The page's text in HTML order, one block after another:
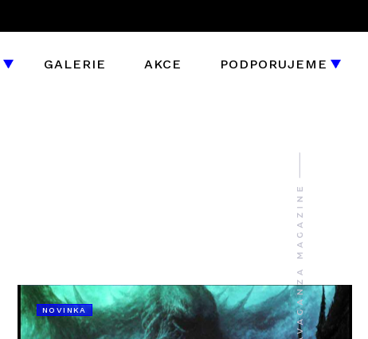
GALERIE AKCE PODPORUJEME
NOVINKA